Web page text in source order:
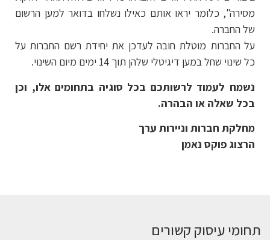
מסירה", כלומר יראו אותם כאילו נשלחו בדואר למען הרשום
של החברה.
על החברות מוטלת חובה לעדכן את יחידת רשם החברות על
כל שינוי שחל במען דיגיטלי שלהן תוך 14 ימים מיום השינוי.
נשמח לעמוד לרשותכם בכל סוגיה בתחומים אלו, וכן
בכל שאלה או הבהרה.
מחלקת חברות וניירות ערך
הרצוג פוקס נאמן
תחומי עיסוק קשורים